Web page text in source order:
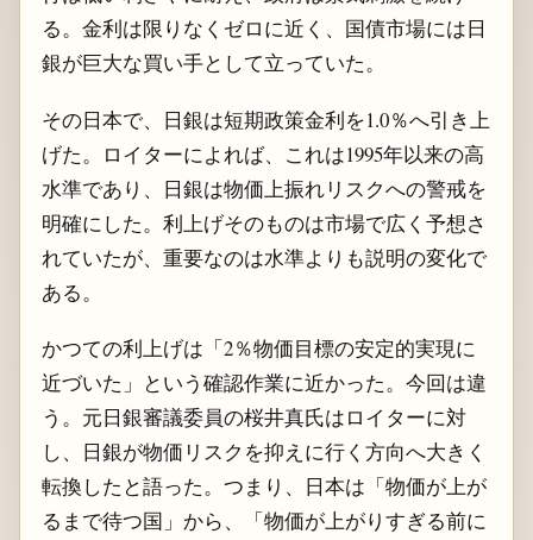
る。金利は限りなくゼロに近く、国債市場には日
銀が巨大な買い手として立っていた。
その日本で、日銀は短期政策金利を1.0％へ引き上
げた。ロイターによれば、これは1995年以来の高
水準であり、日銀は物価上振れリスクへの警戒を
明確にした。利上げそのものは市場で広く予想さ
れていたが、重要なのは水準よりも説明の変化で
ある。
かつての利上げは「2％物価目標の安定的実現に
近づいた」という確認作業に近かった。今回は違
う。元日銀審議委員の桜井真氏はロイターに対
し、日銀が物価リスクを抑えに行く方向へ大きく
転換したと語った。つまり、日本は「物価が上が
るまで待つ国」から、「物価が上がりすぎる前に